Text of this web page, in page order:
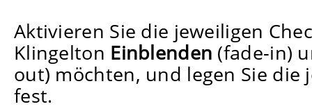
Aktivieren Sie die jeweiligen
Klingelton Einblenden (fade-in)
out) möchten, und legen Sie die
fest.